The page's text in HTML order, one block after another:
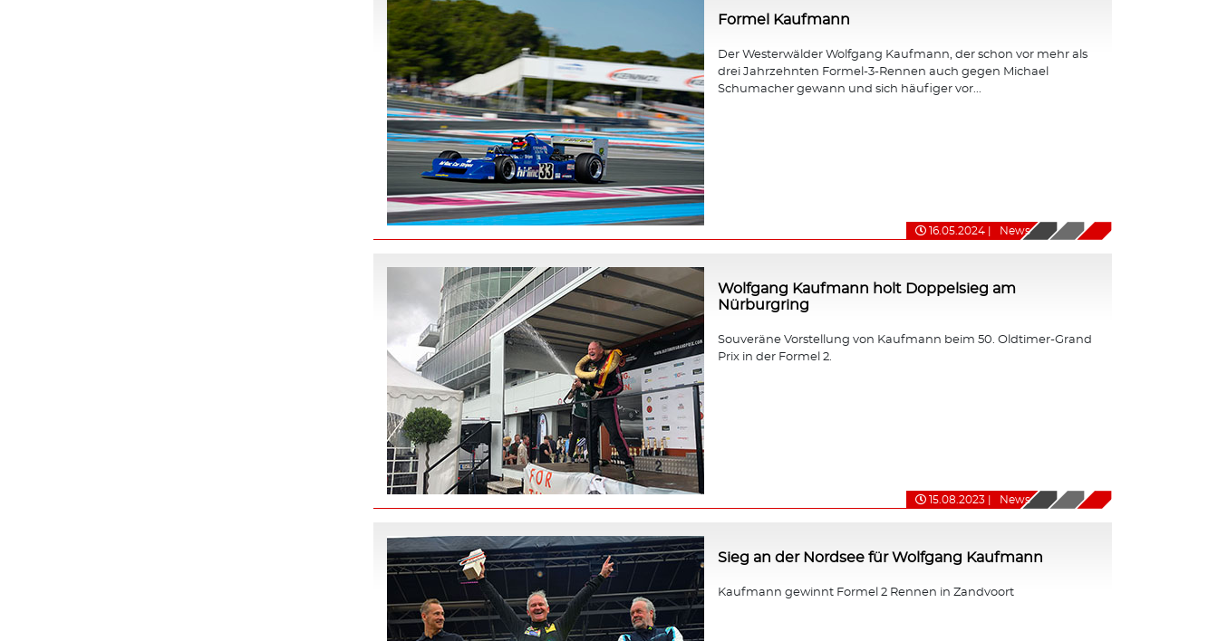
Formel Kaufmann
Der Westerwälder Wolfgang Kaufmann, der schon vor mehr als
drei Jahrzehnten Formel-3-Rennen auch gegen Michael
Schumacher gewann und sich häufiger vor...
16.05.2024 News
Wolfgang Kaufmann holt Doppelsieg am
Nürburgring
Souveräne Vorstellung von Kaufmann beim 50. Oldtimer-Grand
Prix in der Formel 2.
15.08.2023 News
Sieg an der Nordsee für Wolfgang Kaufmann
Kaufmann gewinnt Formel 2 Rennen in Zandvoort